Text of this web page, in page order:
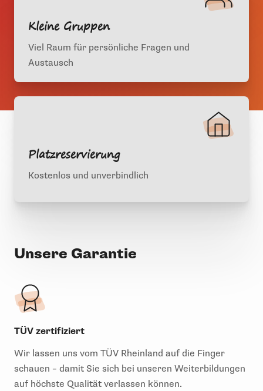
Kleine Gruppen
Viel Raum für persönliche Fragen und
Austausch
Platzreservierung
Kostenlos und unverbindlich
Unsere Garantie
TÜV zertifiziert
Wir lassen uns vom TÜV Rheinland auf die Finger
schauen – damit Sie sich bei unseren Weiterbildungen
auf höchste Qualität verlassen können.